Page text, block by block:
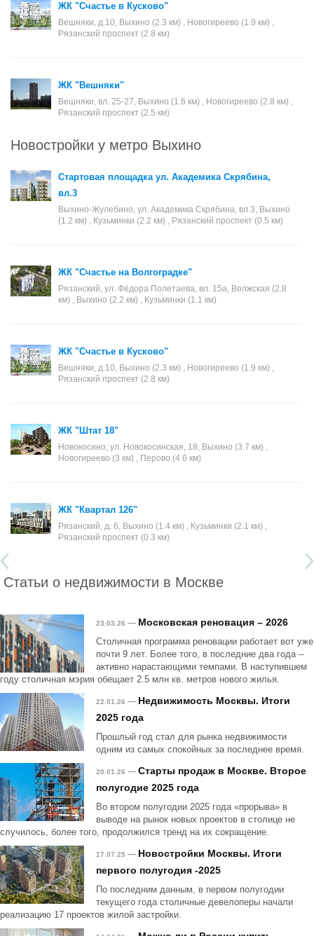
ЖК "Счастье в Кусково"
Вешняки, д.10, Выхино (2.3 км) , Новогиреево (1.9 км) ,
Рязанский проспект (2.8 км)
ЖК "Вешняки"
Вешняки, вл. 25-27, Выхино (1.6 км) , Новогиреево (2.8 км) ,
Рязанский проспект (2.5 км)
Новостройки у метро Выхино
Стартовая площадка ул. Академика Скрябина,
вл.3
Выхино-Жулебино, ул. Академика Скрябина, вл.3, Выхино
(1.2 км) , Кузьминки (2.2 км) , Рязанский проспект (0.5 км)
ЖК "Счастье на Волгоградке"
Рязанский, ул. Фёдора Полетаева, вл. 15а, Волжская (2.8
км) , Выхино (2.2 км) , Кузьминки (1.1 км)
ЖК "Счастье в Кусково"
Вешняки, д.10, Выхино (2.3 км) , Новогиреево (1.9 км) ,
Рязанский проспект (2.8 км)
ЖК "Штат 18"
Новокосино, ул. Новокосинская, 18, Выхино (3.7 км) ,
Новогиреево (3 км) , Перово (4.6 км)
ЖК "Квартал 126"
Рязанский, д. 6, Выхино (1.4 км) , Кузьминки (2.1 км) ,
Рязанский проспект (0.3 км)
Статьи о недвижимости в Москве
23.03.26 — Московская реновация – 2026
Столичная программа реновации работает вот уже
почти 9 лет. Более того, в последние два года –
активно нарастающими темпами. В наступившем
году столичная мэрия обещает 2.5 млн кв. метров нового жилья.
22.01.26 — Недвижимость Москвы. Итоги
2025 года
Прошлый год стал для рынка недвижимости
одним из самых спокойных за последнее время.
20.01.26 — Старты продаж в Москве. Второе
полугодие 2025 года
Во втором полугодии 2025 года «прорыва» в
выводе на рынок новых проектов в столице не
случилось, более того, продолжился тренд на их сокращение.
17.07.25 — Новостройки Москвы. Итоги
первого полугодия -2025
По последним данным, в первом полугодии
текущего года столичные девелоперы начали
реализацию 17 проектов жилой застройки.